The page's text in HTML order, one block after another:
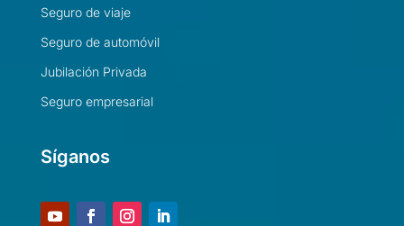
Seguro de viaje
Seguro de automóvil
Jubilación Privada
Seguro empresarial
Síganos